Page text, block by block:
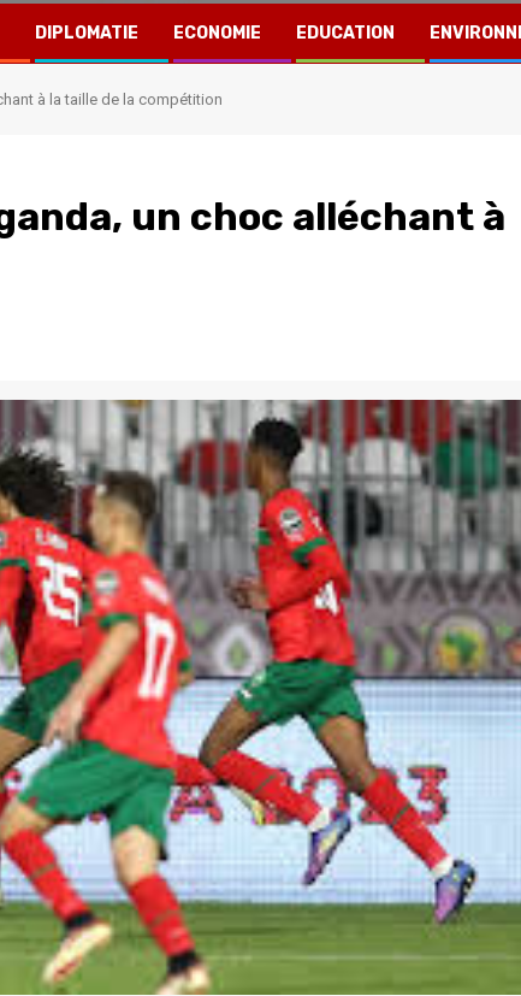
DIPLOMATIE ECONOMIE EDUCATION
à la taille de la compétition
un choc alléchant à